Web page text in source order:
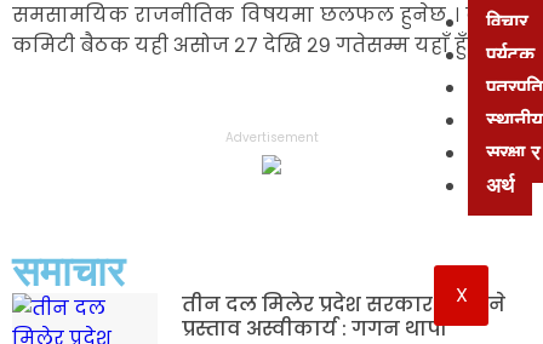
विचार
पर्यटक
सुरक्षा
अर्थ
X
समसामयिक राजनीतिक विषयमा छलफल हुनेछ । केन्द्रीय
कमिटी बैठक यही असोज २७ देखि २९ गतेसम्म यहाँ हुँदैछ ।
Advertisement
समाचार
तीन दल मिलेर प्रदेश सरकार बनाउने
प्रस्ताव अस्वीकार्य : गगन थापा